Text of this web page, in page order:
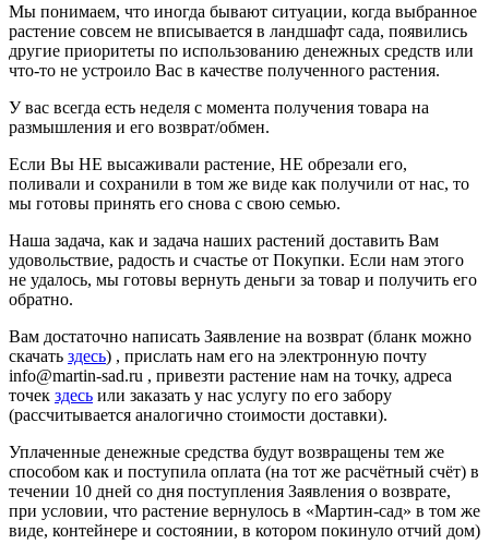
Мы понимаем, что иногда бывают ситуации, когда выбранное
растение совсем не вписывается в ландшафт сада, появились
другие приоритеты по использованию денежных средств или
что-то не устроило Вас в качестве полученного растения.
У вас всегда есть неделя с момента получения товара на
размышления и его возврат/обмен.
Если Вы НЕ высаживали растение, НЕ обрезали его,
поливали и сохранили в том же виде как получили от нас, то
мы готовы принять его снова с свою семью.
Наша задача, как и задача наших растений доставить Вам
удовольствие, радость и счастье от Покупки. Если нам этого
не удалось, мы готовы вернуть деньги за товар и получить его
обратно.
Вам достаточно написать Заявление на возврат (бланк можно
скачать здесь) , прислать нам его на электронную почту
info@martin-sad.ru , привезти растение нам на точку, адреса
точек здесь или заказать у нас услугу по его забору
(рассчитывается аналогично стоимости доставки).
Уплаченные денежные средства будут возвращены тем же
способом как и поступила оплата (на тот же расчётный счёт) в
течении 10 дней со дня поступления Заявления о возврате,
при условии, что растение вернулось в «Мартин-сад» в том же
виде, контейнере и состоянии, в котором покинуло отчий дом)